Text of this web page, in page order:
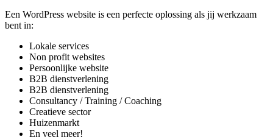
Een WordPress website is een perfecte oplossing als jij werkzaam
bent in:
Lokale services
Non profit websites
Persoonlijke website
B2B dienstverlening
B2B dienstverlening
Consultancy / Training / Coaching
Creatieve sector
Huizenmarkt
En veel meer!